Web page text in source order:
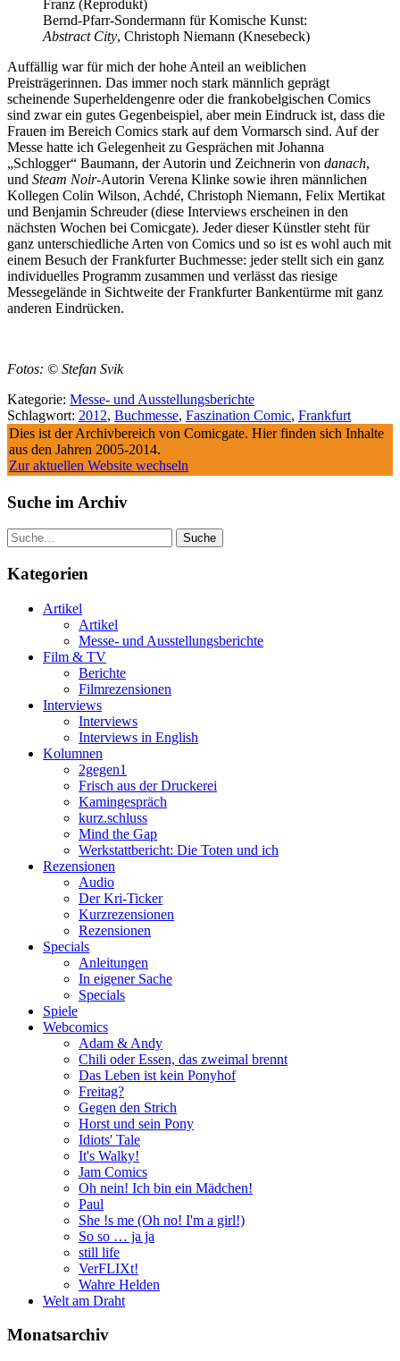
Franz (Reprodukt)
Bernd-Pfarr-Sondermann für Komische Kunst:
Abstract City, Christoph Niemann (Knesebeck)
Auffällig war für mich der hohe Anteil an weiblichen
Preisträgerinnen. Das immer noch stark männlich geprägt
scheinende Superheldengenre oder die frankobelgischen Comics
sind zwar ein gutes Gegenbeispiel, aber mein Eindruck ist, dass die
Frauen im Bereich Comics stark auf dem Vormarsch sind. Auf der
Messe hatte ich Gelegenheit zu Gesprächen mit Johanna
„Schlogger“ Baumann, der Autorin und Zeichnerin von danach,
und Steam Noir-Autorin Verena Klinke sowie ihren männlichen
Kollegen Colin Wilson, Achdé, Christoph Niemann, Felix Mertikat
und Benjamin Schreuder (diese Interviews erscheinen in den
nächsten Wochen bei Comicgate). Jeder dieser Künstler steht für
ganz unterschiedliche Arten von Comics und so ist es wohl auch mit
einem Besuch der Frankfurter Buchmesse: jeder stellt sich ein ganz
individuelles Programm zusammen und verlässt das riesige
Messegelände in Sichtweite der Frankfurter Bankentürme mit ganz
anderen Eindrücken.
Fotos: © Stefan Svik
Kategorie: Messe- und Ausstellungsberichte
Schlagwort: 2012, Buchmesse, Faszination Comic, Frankfurt
Dies ist der Archivbereich von Comicgate. Hier finden sich Inhalte
aus den Jahren 2005-2014.
Zur aktuellen Website wechseln
Suche im Archiv
Suche
Kategorien
Artikel
Artikel
Messe- und Ausstellungsberichte
Film & TV
Berichte
Filmrezensionen
Interviews
Interviews
Interviews in English
Kolumnen
2gegen1
Frisch aus der Druckerei
Kamingespräch
kurz.schluss
Mind the Gap
Werkstattbericht: Die Toten und ich
Rezensionen
Audio
Der Kri-Ticker
Kurzrezensionen
Rezensionen
Specials
Anleitungen
In eigener Sache
Specials
Spiele
Webcomics
Adam & Andy
Chili oder Essen, das zweimal brennt
Das Leben ist kein Ponyhof
Freitag?
Gegen den Strich
Horst und sein Pony
Idiots' Tale
It's Walky!
Jam Comics
Oh nein! Ich bin ein Mädchen!
Paul
She !s me (Oh no! I'm a girl!)
So so … ja ja
still life
VerFLIXt!
Wahre Helden
Welt am Draht
Monatsarchiv